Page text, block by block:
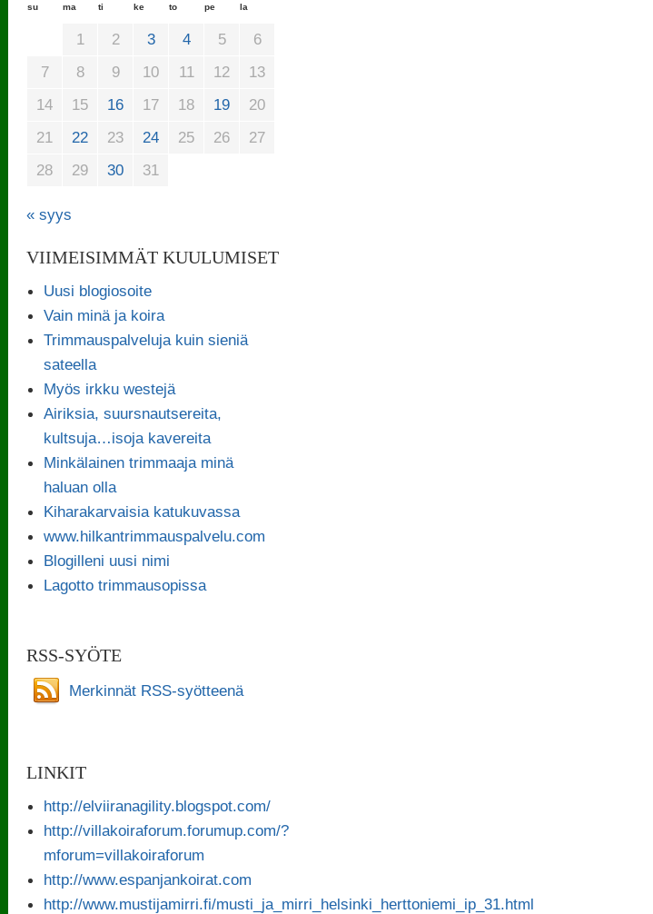
su ma ti ke to pe la
1 2 3 4 5
6
7
8 9 10 11 12
13
14
15 16 17 18 19
20
21
22 23 24 25 26
27
28
29 30 31
« syys
VIIMEISIMMÄT KUULUMISET
Uusi blogiosoite
Vain minä ja koira
Trimmauspalveluja kuin sieniä
sateella
Myös irkku westejä
Airiksia, suursnautsereita,
kultsuja…isoja kavereita
Minkälainen trimmaaja minä
haluan olla
Kiharakarvaisia katukuvassa
www.hilkantrimmauspalvelu.com
Blogilleni uusi nimi
Lagotto trimmausopissa
RSS-SYÖTE
Merkinnät RSS-syötteenä
LINKIT
http://elviiranagility.blogspot.com/
http://villakoiraforum.forumup.com/?
mforum=villakoiraforum
http://www.espanjankoirat.com
http://www.mustijamirri.fi/musti_ja_mirri_helsinki_herttoniemi_ip_31.html